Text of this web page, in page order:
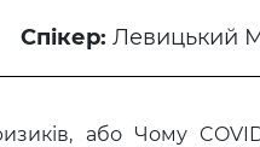
Спікер: Левицький
або Чому